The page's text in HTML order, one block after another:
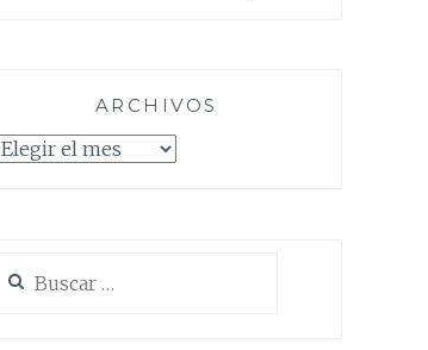
ARCHIVOS
Archivos